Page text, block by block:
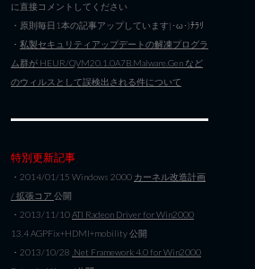
に直接コメントしてください
・原則毎日1本の記事アップしています|･ω･)ﾁﾗﾘ
・ 私製セキュリティアップデートの解凍プログラ
ム群が HEUR/QVM20.1.0A7B.Malware.Gen など
のウィルスとして誤検出される件について
特別更新記事
・2014/01/15 Windows 2000 カーネル改造計画
/ 拡張コア 公開
・2013/11/10ATI Radeon Driver for Win2000
13.4 AGPFix+HDMI+mobility 公開
・2013/10/28 .Net Framework 4.0 for Win2000